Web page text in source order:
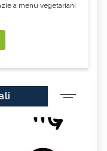
a menu vegetariani